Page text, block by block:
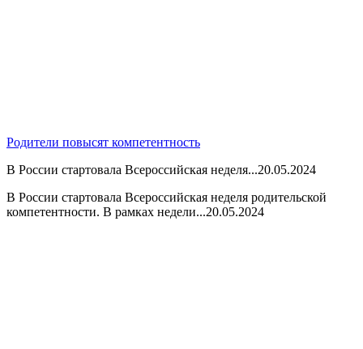
Родители повысят компетентность
В России стартовала Всероссийская неделя...20.05.2024
В России стартовала Всероссийская неделя родительской
компетентности. В рамках недели...20.05.2024